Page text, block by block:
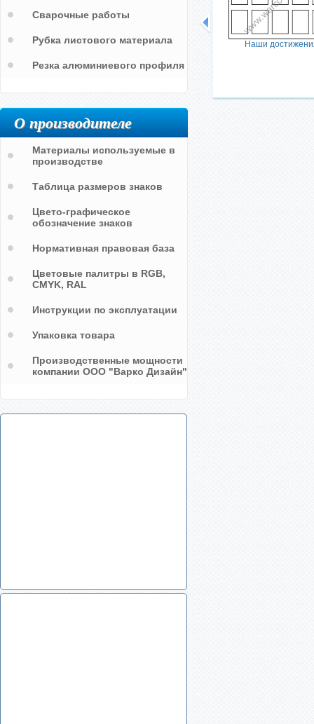
Наши
Сварочные работы
Рубка листового материала
Резка алюминиевого профиля
О производителе
Материалы используемые в
производстве
Таблица размеров знаков
Цвето-графическое
обозначение знаков
Нормативная правовая база
Цветовые палитры в RGB,
CMYK, RAL
Инструкции по эксплуатации
Упаковка товара
Производственные мощности
компании ООО "Варко Дизайн"